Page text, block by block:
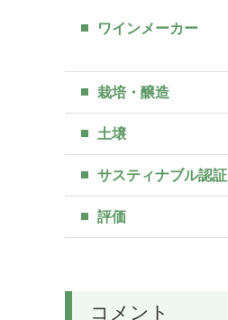
ワインメーカー
栽培・醸造
土壌
サスティナブル認証
評価
コメント